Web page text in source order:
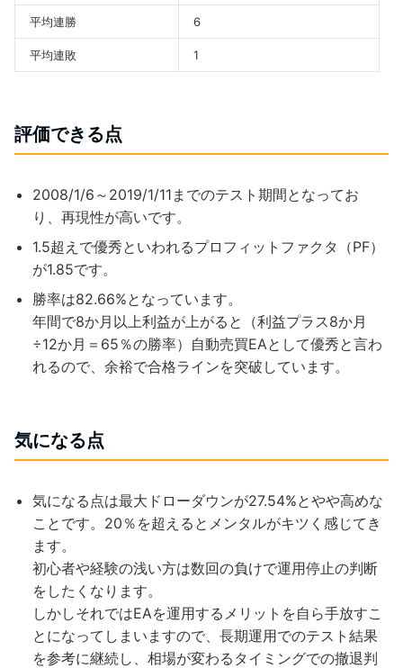
平均連勝 6
平均連敗 1
評価できる点
2008/1/6～2019/1/11までのテスト期間となってお
り、再現性が高いです。
1.5超えで優秀といわれるプロフィットファクタ（PF）
が1.85です。
勝率は82.66%となっています。
年間で8か月以上利益が上がると（利益プラス8か月
÷12か月＝65％の勝率）自動売買EAとして優秀と言わ
れるので、余裕で合格ラインを突破しています。
気になる点
気になる点は最大ドローダウンが27.54%とやや高めな
ことです。20％を超えるとメンタルがキツく感じてき
ます。
初心者や経験の浅い方は数回の負けで運用停止の判断
をしたくなります。
しかしそれではEAを運用するメリットを自ら手放すこ
とになってしまいますので、長期運用でのテスト結果
を参考に継続し、相場が変わるタイミングでの撤退判